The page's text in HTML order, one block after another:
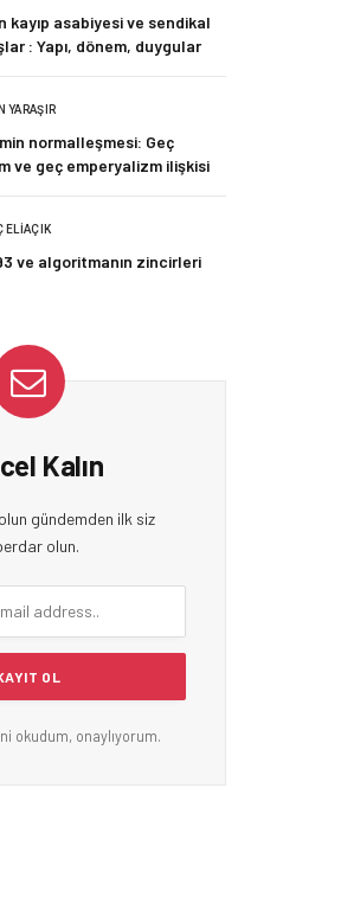
kayıp asabiyesi ve sendikal
: Yapı, dönem, duygular
YARAŞIR
normalleşmesi: Geç
ve geç emperyalizm ilişkisi
ELIAÇIK
ve algoritmanın zincirleri
Kalın
gündemden ilk siz
olun.
okudum, onaylıyorum.